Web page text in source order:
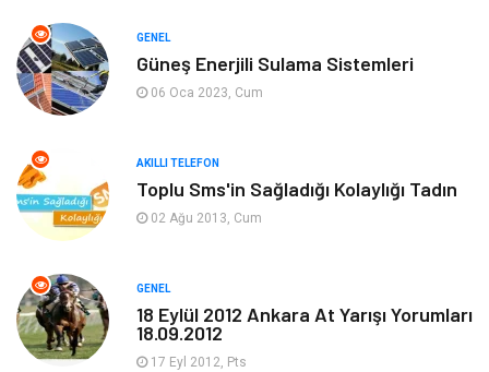
Elektrik Elektronik
Tanıtıcı Reklam Alışveriş
Dekorasyon Tatil
Makine
Güzellik & Bakım
Organizasyon
GENEL
Güneş Enerjili Sulama Sistemleri
06 Oca 2023, Cum
AKILLI TELEFON
Toplu Sms'in Sağladığı Kolaylığı Tadın
02 Ağu 2013, Cum
GENEL
18 Eylül 2012 Ankara At Yarışı Yorumları
18.09.2012
17 Eyl 2012, Pts